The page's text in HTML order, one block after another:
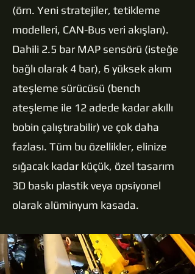
(örn. Yeni stratejiler, tetikleme
modelleri, CAN-Bus veri akışları).
Dahili 2.5 bar MAP sensörü (isteğe
bağlı olarak 4 bar), 6 yüksek akım
ateşleme sürücüsü (bench
ateşleme ile 12 adede kadar akıllı
bobin çalıştırabilir) ve çok daha
fazlası. Tüm bu özellikler, elinize
sığacak kadar küçük, özel tasarım
3D baskı plastik veya opsiyonel
olarak alüminyum kasada.​